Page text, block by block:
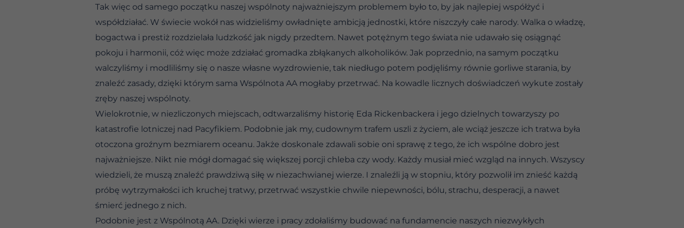
Tak więc od samego początku naszej wspólnoty najważniejszym problemem było to, by jak najlepiej współżyć i
współdziałać. W świecie wokół nas widzieliśmy owładnięte ambicją jednostki, które niszczyły całe narody. Walka o władzę,
bogactwa i prestiż rozdzielała ludzkość jak nigdy przedtem. Nawet potężnym tego świata nie udawało się osiągnąć
pokoju i harmonii, cóż więc może zdziałać gromadka zbłąkanych alkoholików. Jak poprzednio, na samym początku
walczyliśmy i modliliśmy się o nasze własne wyzdrowienie, tak niedługo potem podjęliśmy równie gorliwe starania, by
znaleźć zasady, dzięki którym sama Wspólnota AA mogłaby przetrwać. Na kowadle licznych doświadczeń wykute zostały
zręby naszej wspólnoty.
Wielokrotnie, w niezliczonych miejscach, odtwarzaliśmy historię Eda Rickenbackera i jego dzielnych towarzyszy po
katastrofie lotniczej nad Pacyfikiem. Podobnie jak my, cudownym trafem uszli z życiem, ale wciąż jeszcze ich tratwa była
otoczona groźnym bezmiarem oceanu. Jakże doskonale zdawali sobie oni sprawę z tego, że ich wspólne dobro jest
najważniejsze. Nikt nie mógł domagać się większej porcji chleba czy wody. Każdy musiał mieć wzgląd na innych. Wszyscy
wiedzieli, że muszą znaleźć prawdziwą siłę w niezachwianej wierze. I znaleźli ją w stopniu, który pozwolił im znieść każdą
próbę wytrzymałości ich kruchej tratwy, przetrwać wszystkie chwile niepewności, bólu, strachu, desperacji, a nawet
śmierć jednego z nich.
Podobnie jest z Wspólnotą AA. Dzięki wierze i pracy zdołaliśmy budować na fundamencie naszych niezwykłych